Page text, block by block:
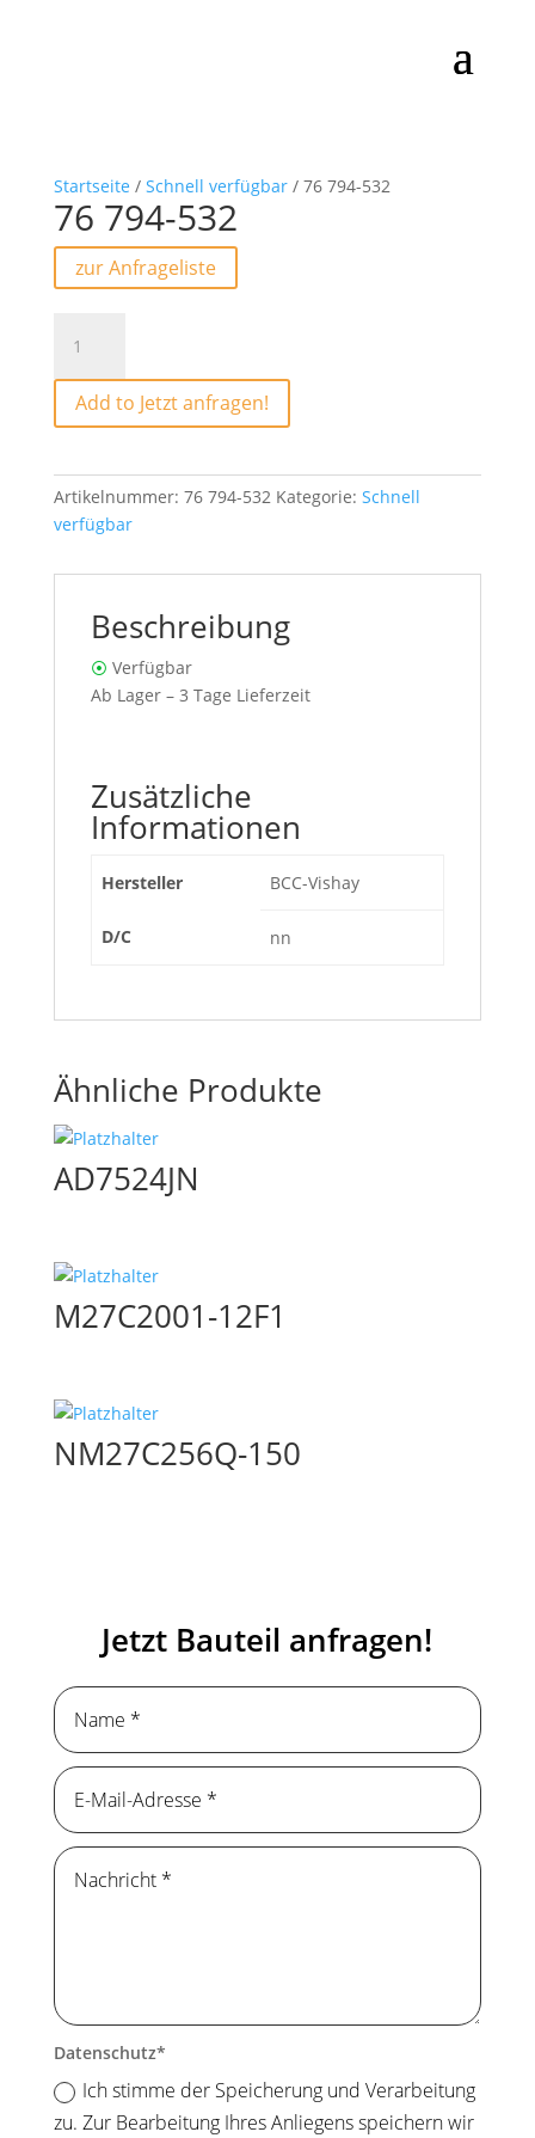
Startseite / Schnell verfügbar/ 76 794-532
76 794-532
zur Anfrageliste
794-
532
Menge
Add to Jetzt anfragen!
Artikelnummer: 76 794-532 Kategorie: Schnell
verfügbar
Beschreibung
⦿ Verfügbar
Ab Lager – 3 Tage Lieferzeit
Zusätzliche
Informationen
Hersteller BCC-Vishay
D/C nn
Ähnliche Produkte
AD7524JN
M27C2001-12F1
NM27C256Q-150
Jetzt Bauteil anfragen!
Datenschutz
Ich stimme der Speicherung und Verarbeitung
zu. Zur Bearbeitung Ihres Anliegens speichern wir